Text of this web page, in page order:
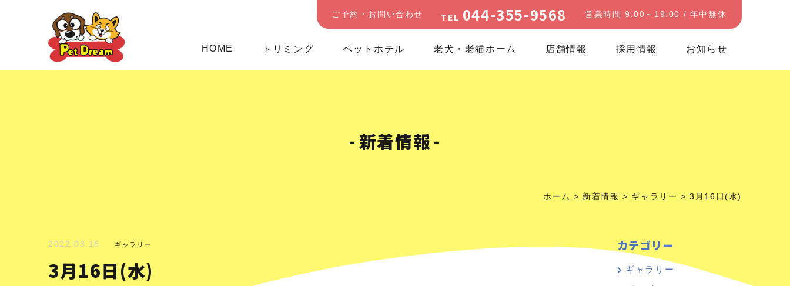
ご予約・お問い合わせ TEL 044-355-9568 営業時間 9:00～19:00 / 年中無休
HOME トリミング ペットホテル 老犬・老猫ホーム 店舗情報 採用情報 お知らせ
新着情報
ホーム > 新着情報 > ギャラリー >3月16日(水)
2022.03.16 ギャラリー
3月16日(水)
カテゴリー
ギャラリー